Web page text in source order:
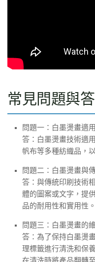
常見問題與
問題一：白墨燙畫適
答：白墨燙畫技術適
帆布等多種紡織品，
問題二：白墨燙畫與
答：與傳統印刷技術
體的圖案或文字，提
品的耐用性和實用性。
問題三：白墨燙畫的
答：為了保持白墨燙
理標籤進行清洗和保
在清洗時將產品翻轉